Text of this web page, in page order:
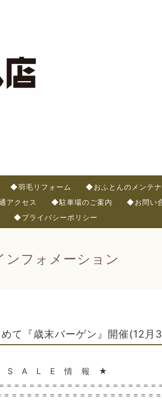
◆羽毛リフォーム ◆おふとんのメンテナ
アクセス ◆駐車場のご案内 ◆お問い
◆プライバシーポリシー
フォメーション
て『歳末バーゲン』開催(12月
S A L E 情 報 ★
＝＝＝＝＝＝＝＝＝＝＝＝＝＝＝＝＝＝＝
＝＝＝＝＝＝＝＝＝＝＝＝＝＝＝＝＝＝＝